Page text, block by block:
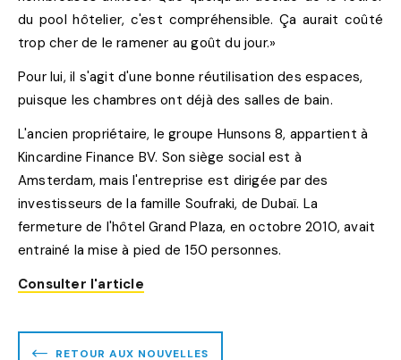
du pool hôtelier, c'est compréhensible. Ça aurait coûté
trop cher de le ramener au goût du jour.»
Pour lui, il s'agit d'une bonne réutilisation des espaces,
puisque les chambres ont déjà des salles de bain.
L'ancien propriétaire, le groupe Hunsons 8, appartient à
Kincardine Finance BV. Son siège social est à
Amsterdam, mais l'entreprise est dirigée par des
investisseurs de la famille Soufraki, de Dubaï. La
fermeture de l'hôtel Grand Plaza, en octobre 2010, avait
entrainé la mise à pied de 150 personnes.
Consulter l'article
RETOUR AUX NOUVELLES